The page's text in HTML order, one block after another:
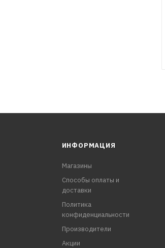
ИНФОРМАЦИЯ
Магазины
Способы оплаты и
доставки
Политика
конфиденциальности
Производители
Акции